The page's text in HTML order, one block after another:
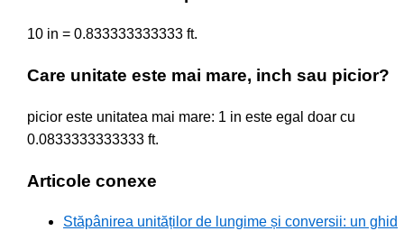
10 in = 0.833333333333 ft.
Care unitate este mai mare, inch sau picior?
picior este unitatea mai mare: 1 in este egal doar cu
0.0833333333333 ft.
Articole conexe
Stăpânirea unităților de lungime și conversii: un ghid